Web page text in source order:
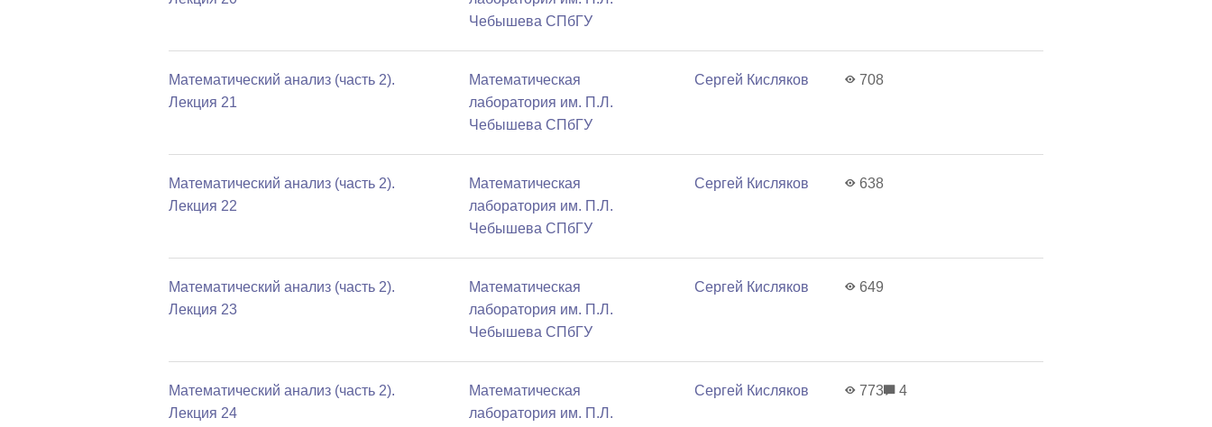
Чебышева СПбГУ
Математический анализ (часть 2).
Лекция 21
Математичеcкая
лаборатория им. П.Л.
Чебышева СПбГУ
Сергей Кисляков 708
Математический анализ (часть 2).
Лекция 22
Математичеcкая
лаборатория им. П.Л.
Чебышева СПбГУ
Сергей Кисляков 638
Математический анализ (часть 2).
Лекция 23
Математичеcкая
лаборатория им. П.Л.
Чебышева СПбГУ
Сергей Кисляков 649
Математический анализ (часть 2).
Лекция 24
Математичеcкая
лаборатория им. П.Л.
Сергей Кисляков 773 4